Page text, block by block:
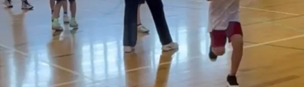
CAMPFIRE for
CAMPFIREふる